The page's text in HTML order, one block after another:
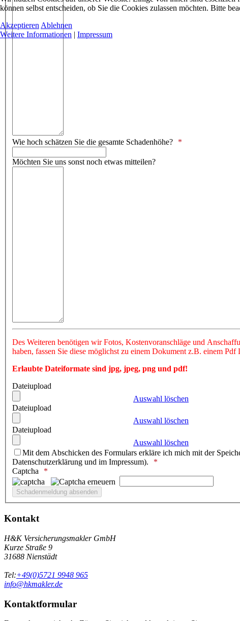
Wie hoch schätzen Sie die gesamte Schadenhöhe?
Möchten Sie uns sonst noch etwas mitteilen?
Des Weiteren benötigen wir Fotos, Kostenvoranschläge und
haben, fassen Sie diese möglichst zu einem Dokument z.B. einem Pdf
Erlaubte Dateiformate sind jpg, jpeg, png und pdf!
Dateiupload
Auswahl löschen
Dateiupload
Auswahl löschen
Dateiupload
Auswahl löschen
Mit dem Abschicken des Formulars erkläre ich mich mit der
Datenschutzerklärung und im Impressum).
Captcha
Kontakt
H&K Versicherungsmakler GmbH
Kurze Straße 9
31688 Nienstädt
Tel:+49(0)5721 9948 965
info@hkmakler.de
Kontaktformular
können selbst entscheiden, ob Sie die Cookies zulassen möchten. Bitte
Akzeptieren Ablehnen
Weitere Informationen | Impressum